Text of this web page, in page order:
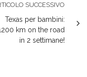
SUCCESSIVO
Texas per bambini:
km on the road
in 2 settimane!